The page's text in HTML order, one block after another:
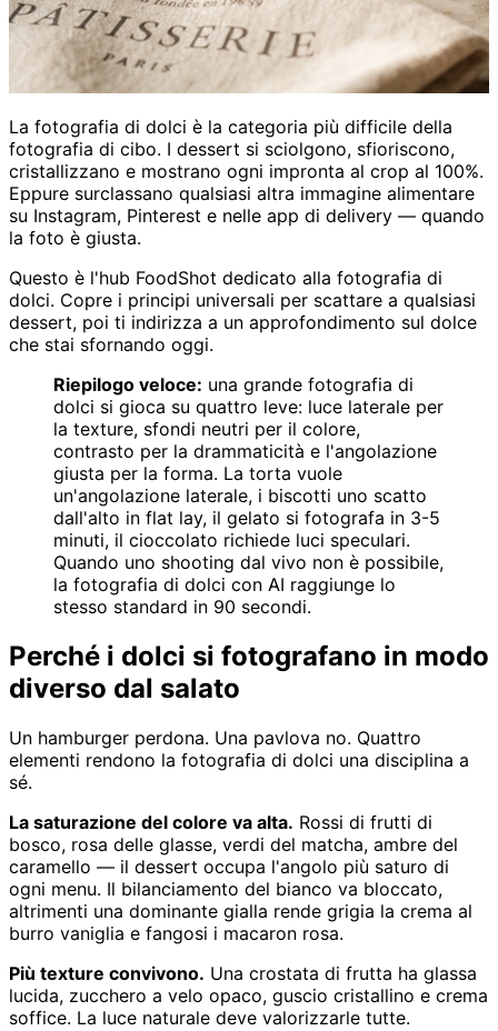
La fotografia di dolci è la categoria più difficile della
fotografia di cibo. I dessert si sciolgono, sfioriscono,
cristallizzano e mostrano ogni impronta al crop al 100%.
Eppure surclassano qualsiasi altra immagine alimentare
su Instagram, Pinterest e nelle app di delivery — quando
la foto è giusta.
Questo è l'hub FoodShot dedicato alla fotografia di
dolci. Copre i principi universali per scattare a qualsiasi
dessert, poi ti indirizza a un approfondimento sul dolce
che stai sfornando oggi.
Riepilogo veloce: una grande fotografia di
dolci si gioca su quattro leve: luce laterale per
la texture, sfondi neutri per il colore,
contrasto per la drammaticità e l'angolazione
giusta per la forma. La torta vuole
un'angolazione laterale, i biscotti uno scatto
dall'alto in flat lay, il gelato si fotografa in 3-5
minuti, il cioccolato richiede luci speculari.
Quando uno shooting dal vivo non è possibile,
la fotografia di dolci con AI raggiunge lo
stesso standard in 90 secondi.
Perché i dolci si fotografano in modo
diverso dal salato
Un hamburger perdona. Una pavlova no. Quattro
elementi rendono la fotografia di dolci una disciplina a
sé.
La saturazione del colore va alta. Rossi di frutti di
bosco, rosa delle glasse, verdi del matcha, ambre del
caramello — il dessert occupa l'angolo più saturo di
ogni menu. Il bilanciamento del bianco va bloccato,
altrimenti una dominante gialla rende grigia la crema al
burro vaniglia e fangosi i macaron rosa.
Più texture convivono. Una crostata di frutta ha glassa
lucida, zucchero a velo opaco, guscio cristallino e crema
soffice. La luce naturale deve valorizzarle tutte.